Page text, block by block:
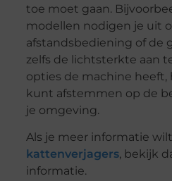
toe moet gaan.
modellen nodigen je uit
afstandsbediening of de
zelfs de lichtsterkte aan
opties de machine heeft,
kunt afstemmen op de
je omgeving.
Als je meer informatie
kattenverjagers, bekijk
informatie.